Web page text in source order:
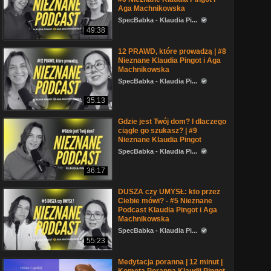
49:38
Aga Machnikowska
SpecBabka - Klaudia Pi...
35:13
12 PRAWD, które prowadzą | #8
Nieznane Klaudia Pingot i Aga
Machnikowska
SpecBabka - Klaudia Pi...
36:17
Gdzie jest Twój dom? I dlaczego
ciągle go szukasz? | #9
Nieznane Klaudia Pingot
SpecBabka - Klaudia Pi...
55:23
DUSZA czy UMYSŁ: kto przez
Ciebie mówi? - #5 Nieznane
Podcast Klaudia Pingot i Aga
Machnikowska
SpecBabka - Klaudia Pi...
Medytacja poranna | 12 minut |